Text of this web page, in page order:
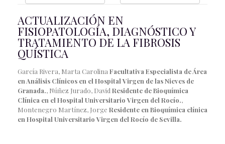
ACTUALIZACIÓN EN
FISIOPATOLOGÍA, DIAGNÓSTICO Y
TRATAMIENTO DE LA FIBROSIS
QUÍSTICA
García Rivera, Marta Carolina Facultativa Especialista de Área
en Análisis Clínicos en el Hospital Virgen de las Nieves de
Granada., Núñez Jurado, David Residente de Bioquímica
Clínica en el Hospital Universitario Virgen del Rocío.,
Montenegro Martínez, Jorge Residente en Bioquímica clínica
en Hospital Universitario Virgen del Rocío de Sevilla.